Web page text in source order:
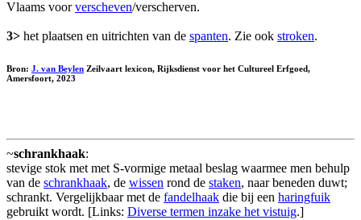
Vlaams voorverscheven/verscherven.
3> het plaatsen en uitrichten van de spanten. Zie ook stroken.
Bron: J. van Beylen Zeilvaart lexicon, Rijksdienst voor het Cultureel Erfgoed,
Amersfoort, 2023
~schrankhaak:
stevige stok met met S-vormige metaal beslag waarmee men behulp
van de schrankhaak, de wissen rond de staken, naar beneden duwt;
schrankt. Vergelijkbaar met de fandelhaak die bij een haringfuik
gebruikt wordt. [Links: Diverse termen inzake het vistuig.]